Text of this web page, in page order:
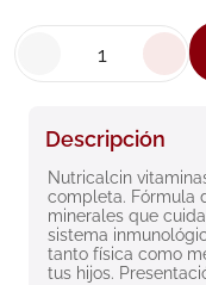
Descripción
Nutricalcin
completa. Fórmula
minerales que
sistema
tanto física como
tus hijos.
5. cerave
roche posay
9. isdin
10.neumoflux